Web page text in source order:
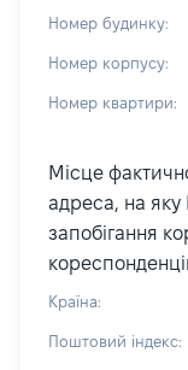
Номер будинку:
Номер корпусу:
Номер квартири:
Місце
адреса, на яку
запобігання
Країна:
Поштовий індекс: